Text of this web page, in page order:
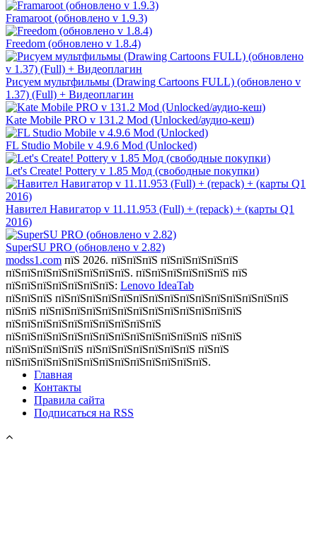
Framaroot (обновлено v 1.9.3)
Freedom (обновлено v 1.8.4)
Рисуем мультфильмы (Drawing Cartoons FULL) (обновлено v
1.37) (Full) + Видеоплагин
Kate Mobile PRO v 131.2 Mod (Unlocked/аудио-кеш)
FL Studio Mobile v 4.9.6 Mod (Unlocked)
Let's Create! Pottery v 1.85 Мод (свободные покупки)
Навител Навигатор v 11.11.953 (Full) + (repack) + (карты Q1
2016)
SuperSU PRO (обновлено v 2.82)
modss1.com пїЅ 2026. пїЅпїЅпїЅ пїЅпїЅпїЅпїЅпїЅ
пїЅпїЅпїЅпїЅпїЅпїЅпїЅпїЅ. пїЅпїЅпїЅпїЅпїЅпїЅ пїЅ
пїЅпїЅпїЅпїЅпїЅпїЅпїЅ: Lenovo IdeaTab
пїЅпїЅпїЅ пїЅпїЅпїЅпїЅпїЅпїЅпїЅпїЅпїЅпїЅпїЅпїЅпїЅпїЅпїЅ
пїЅпїЅ пїЅпїЅпїЅпїЅпїЅпїЅпїЅпїЅпїЅпїЅпїЅпїЅпїЅ
пїЅпїЅпїЅпїЅпїЅпїЅпїЅпїЅпїЅпїЅ
пїЅпїЅпїЅпїЅпїЅпїЅпїЅпїЅпїЅпїЅпїЅпїЅпїЅ пїЅпїЅ
пїЅпїЅпїЅпїЅпїЅ пїЅпїЅпїЅпїЅпїЅпїЅпїЅ пїЅпїЅ
пїЅпїЅпїЅпїЅпїЅпїЅпїЅпїЅпїЅпїЅпїЅпїЅпїЅ.
Главная
Контакты
Правила сайта
Подписаться на RSS